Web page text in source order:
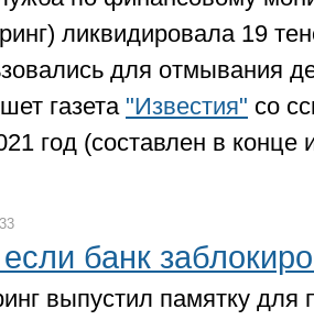
ликвидировала 19
для отмывания
газета "Известия" со
год (составлен в конце
банк
выпустил памятку для